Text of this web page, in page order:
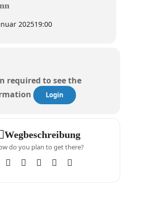
202519:00
required to see the
Login
Wegbeschreibung
do you plan to get there?